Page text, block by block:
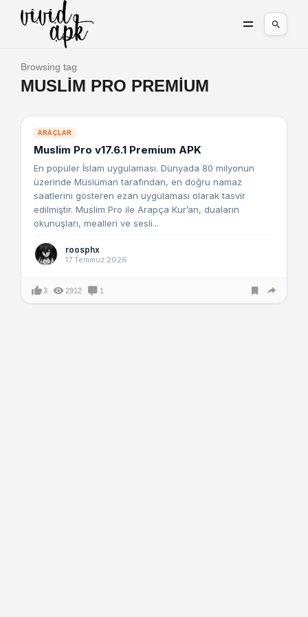
Browsing tag
MUSLIM PRO PREMIUM
ARAÇLAR
Muslim Pro v17.6.1 Premium APK
En popüler İslam uygulaması. Dünyada 80 milyonun
üzerinde Müslüman tarafından, en doğru namaz
saatlerini gösteren ezan uygulaması olarak tasvir
edilmiştir. Muslim Pro ile Arapça Kur’an, duaların
okunuşları, mealleri ve sesli...
roosphx
17 Temmuz 2026
3 2912 1